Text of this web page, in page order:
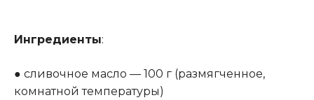
Ингредиенты:
● сливочное масло — 100 г (размягченное,
комнатной температуры)